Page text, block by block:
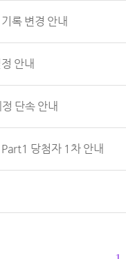
록 변경 안내
안내
단속 안내
당첨자 1차 안내